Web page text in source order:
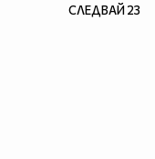
СЛЕДВАЙ23